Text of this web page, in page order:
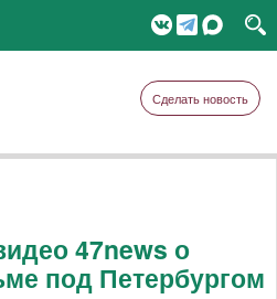
Сделать новость
47news о
под Петербургом